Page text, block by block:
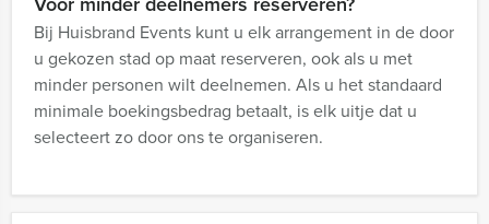
Bij Huisbrand Events kunt u elk arrangement in de door
u gekozen stad op maat reserveren, ook als u met
minder personen wilt deelnemen. Als u het standaard
minimale boekingsbedrag betaalt, is elk uitje dat u
selecteert zo door ons te organiseren.